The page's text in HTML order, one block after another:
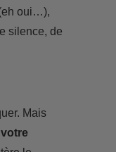
oui…),
silence, de
Mais